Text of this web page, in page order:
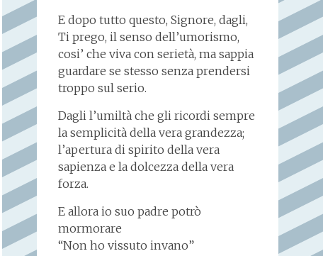
E dopo tutto questo, Signore, dagli,
Ti prego, il senso dell’umorismo,
cosi’ che viva con serietà, ma sappia
guardare se stesso senza prendersi
troppo sul serio.
Dagli l’umiltà che gli ricordi sempre
la semplicità della vera grandezza;
l’apertura di spirito della vera
sapienza e la dolcezza della vera
forza.
E allora io suo padre potrò
mormorare
“Non ho vissuto invano”